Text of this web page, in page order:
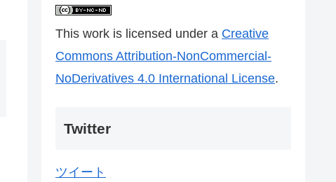
This work is licensed under a Creative
Commons Attribution-NonCommercial-
NoDerivatives 4.0 International License.
Twitter
ツイート